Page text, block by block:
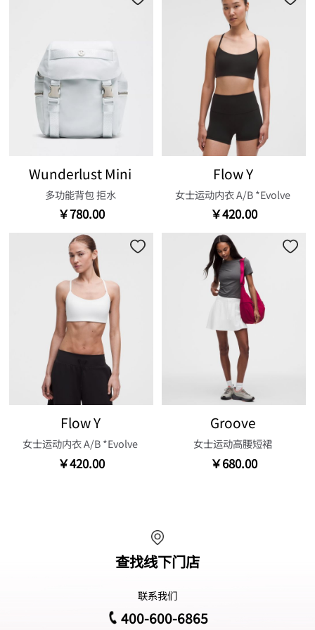
Wunderlust Mini
多功能背包 拒水
￥780.00
Flow Y
女士运动内衣 A/B *Evolve
￥420.00
Flow Y
女士运动内衣 A/B *Evolve
￥420.00
Groove
女士运动高腰短裙
￥680.00
查找线下门店
联系我们
400-600-6865